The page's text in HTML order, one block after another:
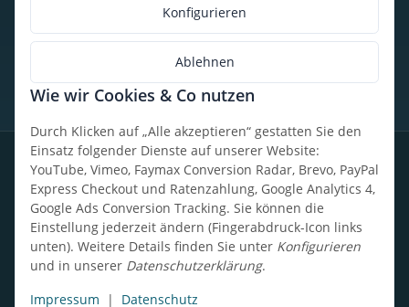
Konfigurieren
Ablehnen
Wie wir Cookies & Co nutzen
Durch Klicken auf „Alle akzeptieren“ gestatten Sie den
Einsatz folgender Dienste auf unserer Website:
YouTube, Vimeo, Faymax Conversion Radar, Brevo, PayPal
Express Checkout und Ratenzahlung, Google Analytics 4,
Google Ads Conversion Tracking. Sie können die
Einstellung jederzeit ändern (Fingerabdruck-Icon links
unten). Weitere Details finden Sie unter Konfigurieren
und in unserer Datenschutzerklärung.
Impressum
| Datenschutz
So findest du uns
* Alle Preise inkl. gesetzlicher USt., zzgl.Versand
DatenschutzWiderrufsrecht AGBImpressumSitemap
Design, Entwicklung & technische Betreuung: UpCode.ONE Sp.
z o.o.